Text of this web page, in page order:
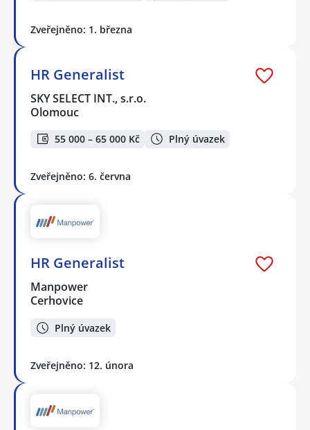
Zveřejněno: 1. března
HR Generalist
SKY SELECT INT., s.r.o.
Olomouc
55 000 – 65 000 Kč Plný úvazek
Zveřejněno: 6. června
HR Generalist
Manpower
Cerhovice
Plný úvazek
Zveřejněno: 12. února